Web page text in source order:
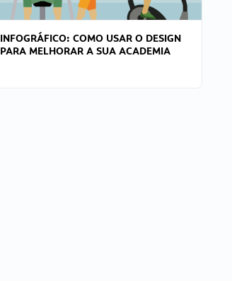
INFOGRÁFICO: COMO USAR O DESIGN
PARA MELHORAR A SUA ACADEMIA